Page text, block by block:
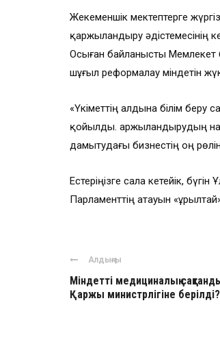
Жекеменшік мектептерге
қаржыландыру әдістемесінің
Осыған байланысты Мемлекет
шұғыл реформалау міндетін
«Үкіметтің алдына білім беру
қойылды. Қаржыландырудың
дамытудағы бизнестің оң
Естеріңізге сала кетейік,
Парламенттің атауын
Алдыңғы
Міндетті медициналық
Қаржы министрлігіне берілді?